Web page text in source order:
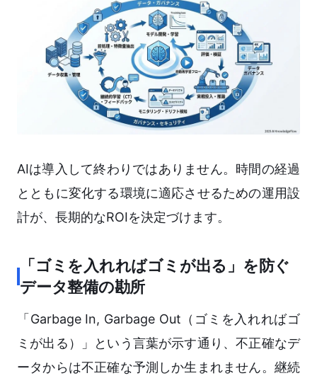
AIは導入して終わりではありません。時間の経過
とともに変化する環境に適応させるための運用設
計が、長期的なROIを決定づけます。
「ゴミを入れればゴミが出る」を防ぐ
データ整備の勘所
「Garbage In, Garbage Out（ゴミを入れればゴ
ミが出る）」という言葉が示す通り、不正確なデ
ータからは不正確な予測しか生まれません。継続